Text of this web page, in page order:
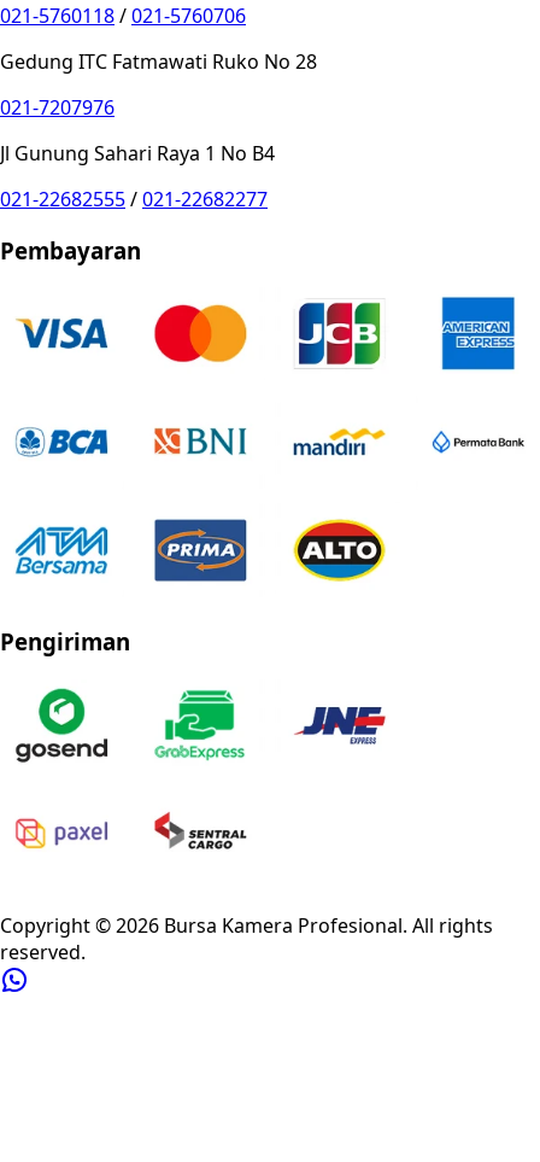
021-5760118/021-5760706
Gedung ITC Fatmawati Ruko No 28
021-7207976
Jl Gunung Sahari Raya 1 No B4
021-22682555/021-22682277
Pembayaran
Pengiriman
Copyright ©2026 Bursa Kamera Profesional. All rights
reserved.